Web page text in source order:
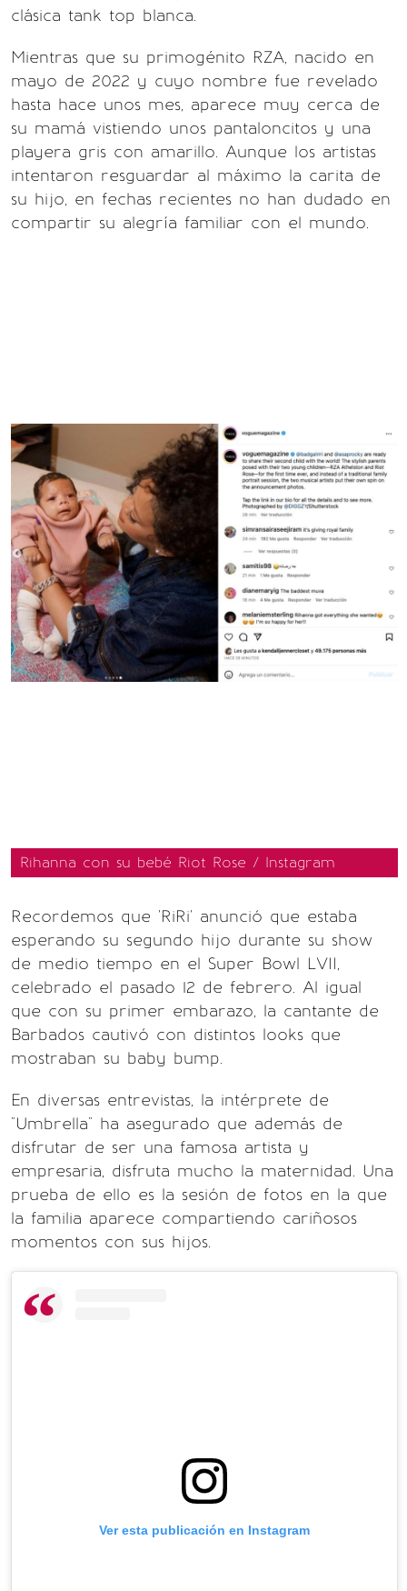
clásica tank top blanca.
Mientras que su primogénito RZA, nacido en
mayo de 2022 y cuyo nombre fue revelado
hasta hace unos mes, aparece muy cerca de
su mamá vistiendo unos pantaloncitos y una
playera gris con amarillo. Aunque los artistas
intentaron resguardar al máximo la carita de
su hijo, en fechas recientes no han dudado en
compartir su alegría familiar con el mundo.
Rihanna con su bebé Riot Rose / Instagram
Recordemos que 'RiRi' anunció que estaba
esperando su segundo hijo durante su show
de medio tiempo en el Super Bowl LVII,
celebrado el pasado 12 de febrero. Al igual
que con su primer embarazo, la cantante de
Barbados cautivó con distintos looks que
mostraban su baby bump.
En diversas entrevistas, la intérprete de
"Umbrella" ha asegurado que además de
disfrutar de ser una famosa artista y
empresaria, disfruta mucho la maternidad. Una
prueba de ello es la sesión de fotos en la que
la familia aparece compartiendo cariñosos
momentos con sus hijos.
Ver esta publicación en Instagram